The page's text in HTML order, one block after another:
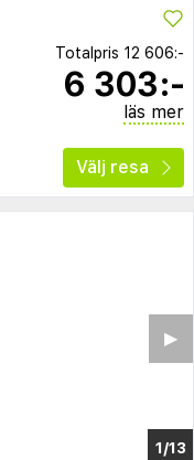
Totalpris 12 606:-
6 303:-
läs mer
Välj resa
1/13
▶︎